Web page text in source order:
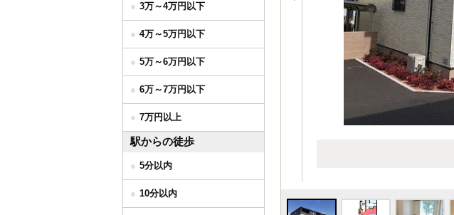
3万～4万円以下
4万～5万円以下
5万～6万円以下
6万～7万円以下
7万円以上
駅からの徒歩
5分以内
10分以内